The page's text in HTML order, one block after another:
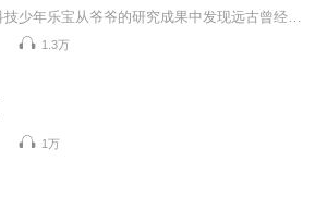
1.3万
1万